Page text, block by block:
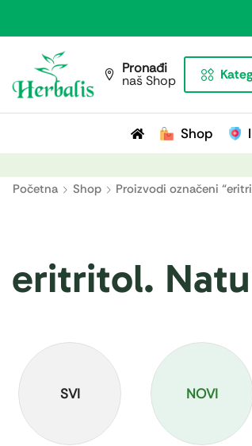
Pronađi
naš Shop
Shop
Početna Shop Proizvodi označeni
eritritol.
SVI NOVI